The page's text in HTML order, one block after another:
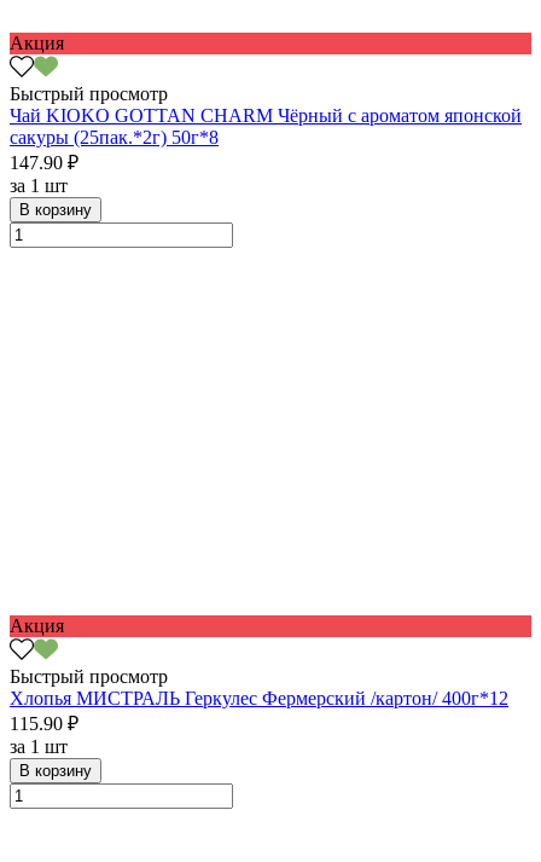
Акция
Быстрый просмотр
Чай KIOKO GOTTAN CHARM Чёрный с ароматом японской
сакуры (25пак.*2г) 50г*8
147.90 ₽
за 1 шт
В корзину
Акция
Быстрый просмотр
Хлопья МИСТРАЛЬ Геркулес Фермерский /картон/ 400г*12
115.90 ₽
за 1 шт
В корзину